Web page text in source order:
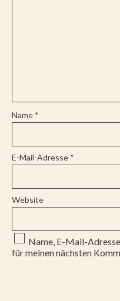
Name *
E-Mail-Adresse *
Website
Name, E-Mail-
für meinen nächsten